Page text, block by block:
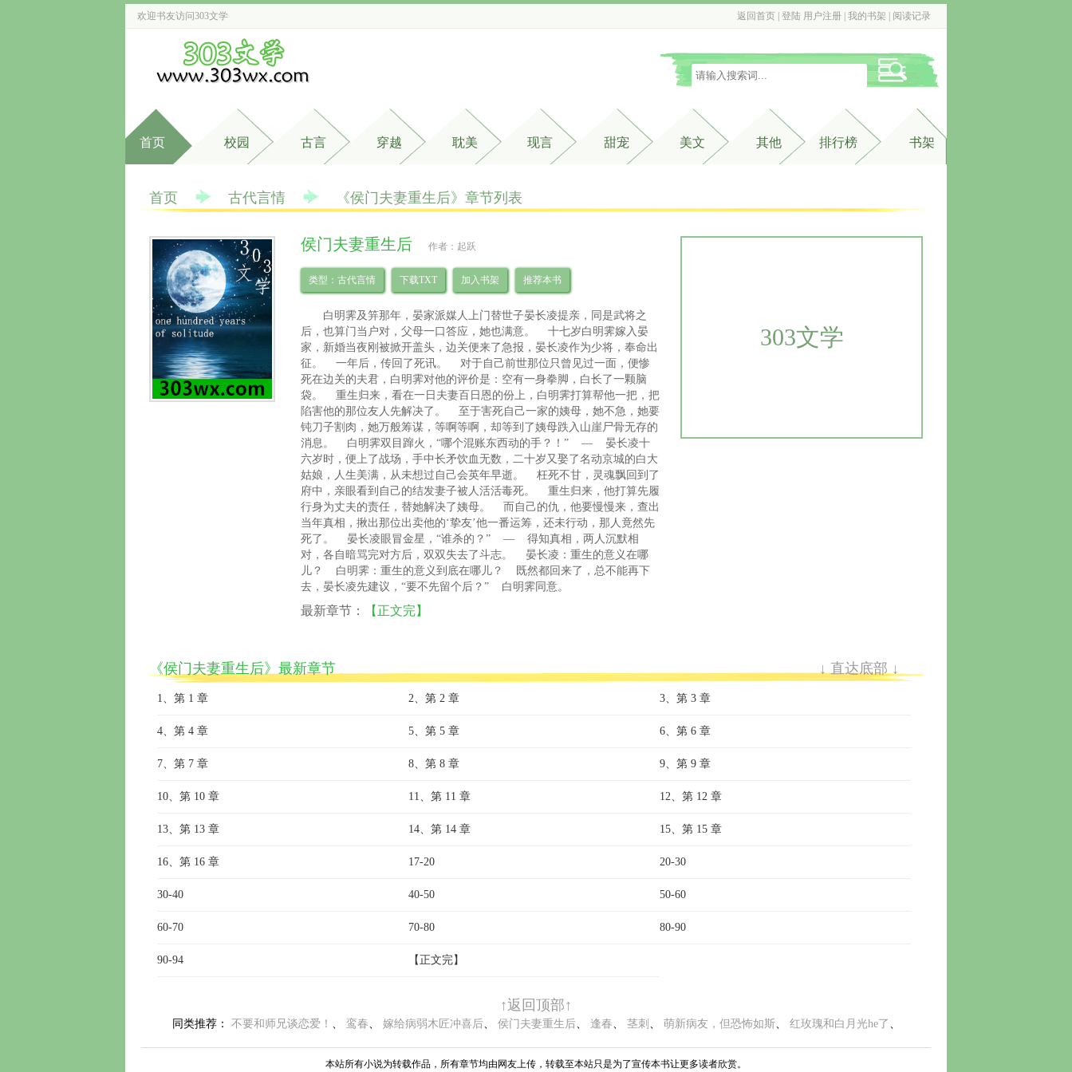
欢迎书友访问303文学 返回首页 登陆 用户注册 我的书架 阅读记录
首页 校园 古言 穿越 耽美 现言 甜宠 美文 其他 排行榜 书架
首页 古代言情 《侯门夫妻重生后》章节列表
侯门夫妻重生后 作者：起跃
类型：古代言情 下载TXT 加入书架 推荐本书
白明霁及笄那年，晏家派媒人上门替世子晏长凌提亲，同是武将之
后，也算门当户对，父母一口答应，她也满意。 十七岁白明霁嫁入晏
家，新婚当夜刚被掀开盖头，边关便来了急报，晏长凌作为少将，奉命出
征。 一年后，传回了死讯。 对于自己前世那位只曾见过一面，便惨
死在边关的夫君，白明霁对他的评价是：空有一身拳脚，白长了一颗脑
袋。 重生归来，看在一日夫妻百日恩的份上，白明霁打算帮他一把，把
陷害他的那位友人先解决了。 至于害死自己一家的姨母，她不急，她要
钝刀子割肉，她万般筹谋，等啊等啊，却等到了姨母跌入山崖尸骨无存的
消息。 白明霁双目蹿火，“哪个混账东西动的手？！” — 晏长凌十
六岁时，便上了战场，手中长矛饮血无数，二十岁又娶了名动京城的白大
姑娘，人生美满，从未想过自己会英年早逝。 枉死不甘，灵魂飘回到了
府中，亲眼看到自己的结发妻子被人活活毒死。 重生归来，他打算先履
行身为丈夫的责任，替她解决了姨母。 而自己的仇，他要慢慢来，查出
当年真相，揪出那位出卖他的‘挚友’他一番运筹，还未行动，那人竟然先
死了。 晏长凌眼冒金星，“谁杀的？” — 得知真相，两人沉默相
对，各自暗骂完对方后，双双失去了斗志。 晏长凌：重生的意义在哪
儿？ 白明霁：重生的意义到底在哪儿？ 既然都回来了，总不能再下
去，晏长凌先建议，“要不先留个后？” 白明霁同意。
最新章节： 【正文完】
303文学
《侯门夫妻重生后》最新章节 ↓ 直达底部 ↓
1、第 1 章 2、第 2 章 3、第 3 章
4、第 4 章 5、第 5 章 6、第 6 章
7、第 7 章 8、第 8 章 9、第 9 章
10、第 10 章 11、第 11 章 12、第 12 章
13、第 13 章 14、第 14 章 15、第 15 章
16、第 16 章 17-20 20-30
30-40 40-50 50-60
60-70 70-80 80-90
90-94 【正文完】
↑返回顶部↑
同类推荐： 不要和师兄谈恋爱！ 、 鸾春、 嫁给病弱木匠冲喜后、 侯门夫妻重生后、 逢春、 茎刺 、 萌新病友，但恐怖如斯、 红玫瑰和白月光he了 、
本站所有小说为转载作品，所有章节均由网友上传，转载至本站只是为了宣传本书让更多读者欣赏。